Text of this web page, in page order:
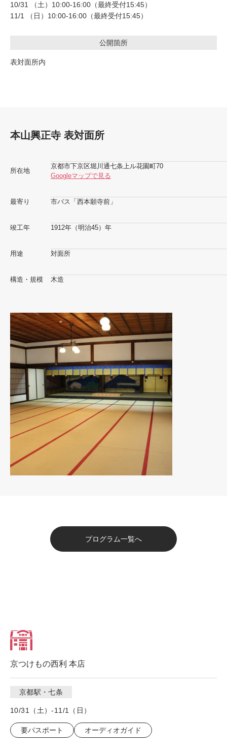
10/31 （土）10:00-16:00（最終受付15:45）
11/1 （日）10:00-16:00（最終受付15:45）
公開箇所
表対面所内
本山興正寺 表対面所
所在地
京都市下京区堀川通七条上ル花園町70
Googleマップで見る
最寄り 市バス「西本願寺前」
竣工年 1912年（明治45）年
用途 対面所
構造・規模 木造
プログラム一覧へ
京つけもの西利 本店
京都駅・七条
10/31（土）-11/1（日）
要パスポート オーディオガイド